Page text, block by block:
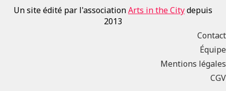
Un site édité par l'associationArts in the Citydepuis
2013
Contact
Équipe
Mentions légales
CGV